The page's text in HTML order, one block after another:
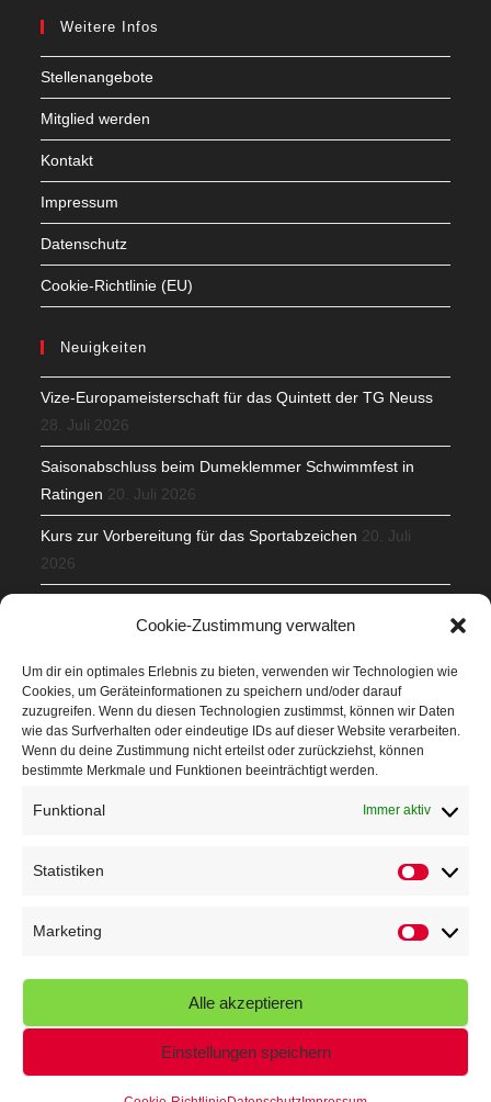
Cookie-Zustimmung verwalten
Um dir ein optimales Erlebnis zu bieten, verwenden wir Technologien wie
Cookies, um Geräteinformationen zu speichern und/oder darauf
zuzugreifen. Wenn du diesen Technologien zustimmst, können wir Daten
wie das Surfverhalten oder eindeutige IDs auf dieser Website verarbeiten.
Wenn du deine Zustimmung nicht erteilst oder zurückziehst, können
bestimmte Merkmale und Funktionen beeinträchtigt werden.
Funktional Immer aktiv
Statistiken
Marketing
Alle akzeptieren
Einstellungen speichern
Weitere Infos
Stellenangebote
Mitglied werden
Kontakt
Impressum
Datenschutz
Cookie-Richtlinie (EU)
Neuigkeiten
Vize-Europameisterschaft für das Quintett der TG Neuss
28. Juli 2026
Saisonabschluss beim Dumeklemmer Schwimmfest in
Ratingen 20. Juli 2026
Kurs zur Vorbereitung für das Sportabzeichen 20. Juli
2026
Veranstaltungen
Höffner Run
Kindersportfest